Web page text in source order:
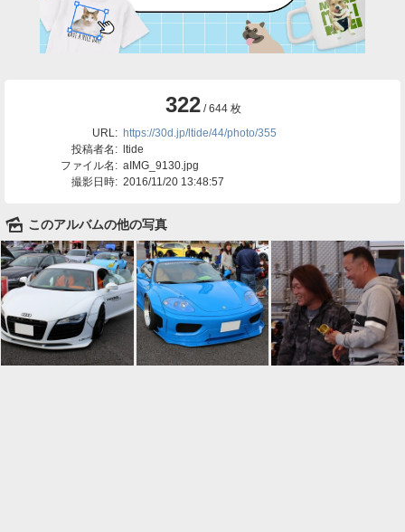
322/ 644 枚
URL: https://30d.jp/ltide/44/photo/355
投稿者名:
ltide
ファイル名: aIMG_9130.jpg
撮影日時: 2016/11/20 13:48:57
🌄 このアルバムの他の写真